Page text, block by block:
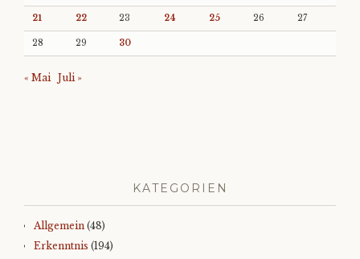
21 22 23 24 25 26 27
28 29 30
« Mai Juli »
KATEGORIEN
Allgemein (48)
Erkenntnis (194)